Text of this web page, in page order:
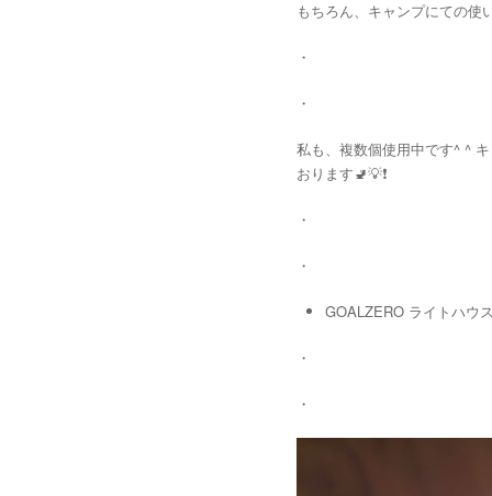
もちろん、キャンプにての使
・
・
私も、複数個使用中です^ ^ キ
おります🚽💡❗️
・
・
GOALZERO ライトハウ
・
・